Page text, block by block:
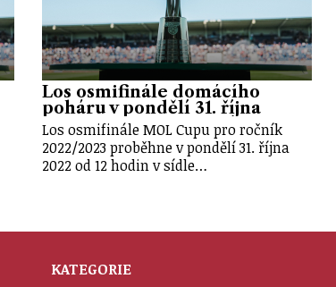
Los osmifinále domácího
poháru v pondělí 31. října
Los osmifinále MOL Cupu pro ročník
2022/2023 proběhne v pondělí 31. října
2022 od 12 hodin v sídle…
KATEGORIE